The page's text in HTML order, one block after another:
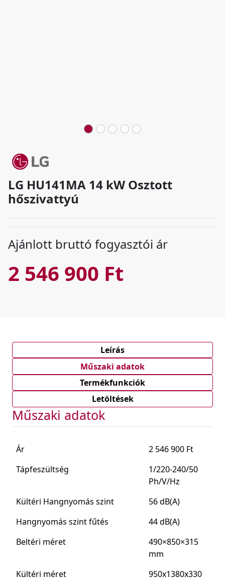
LG HU141MA 14 kW Osztott
hőszivattyú
Ajánlott bruttó fogyasztói ár
2 546 900 Ft
Leírás
Műszaki adatok
Termékfunkciók
Letöltések
Műszaki adatok
Ár
2 546 900 Ft
Tápfeszültség
1/220-240/50
Ph/V/Hz
Kültéri Hangnyomás szint
56 dB(A)
Hangnyomás szint fűtés
44 dB(A)
Beltéri méret
490×850×315
mm
Kültéri méret
950x1380x330